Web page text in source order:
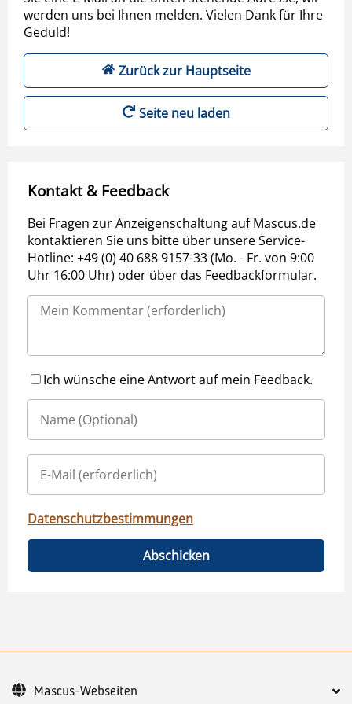
werden uns bei Ihnen melden. Vielen Dank für Ihre
Geduld!
Zurück zur Hauptseite
Seite neu laden
Kontakt & Feedback
Bei Fragen zur Anzeigenschaltung auf Mascus.de
kontaktieren Sie uns bitte über unsere Service-
Hotline: +49 (0) 40 688 9157-33 (Mo. - Fr. von 9:00
Uhr 16:00 Uhr) oder über das Feedbackformular.
Ich wünsche eine Antwort auf mein Feedback.
Datenschutzbestimmungen
Abschicken
Mascus-Webseiten